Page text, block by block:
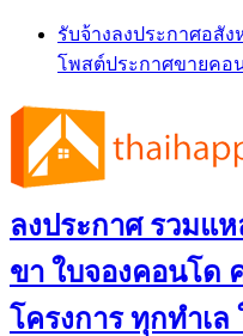
Skip
content
รับจ้างลงประกาศอสั
โพสต์ประกาศขายคอ
ลงประกาศ รวมแ
ขา ใบจองคอนโด
โครงการ ทุกทำเ